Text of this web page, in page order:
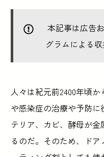
本記事は広告
グラムによる収
人々は紀元前2400年頃か
や感染症の治療や予防
テリア、カビ、酵母が
るのだ。そのため、ド